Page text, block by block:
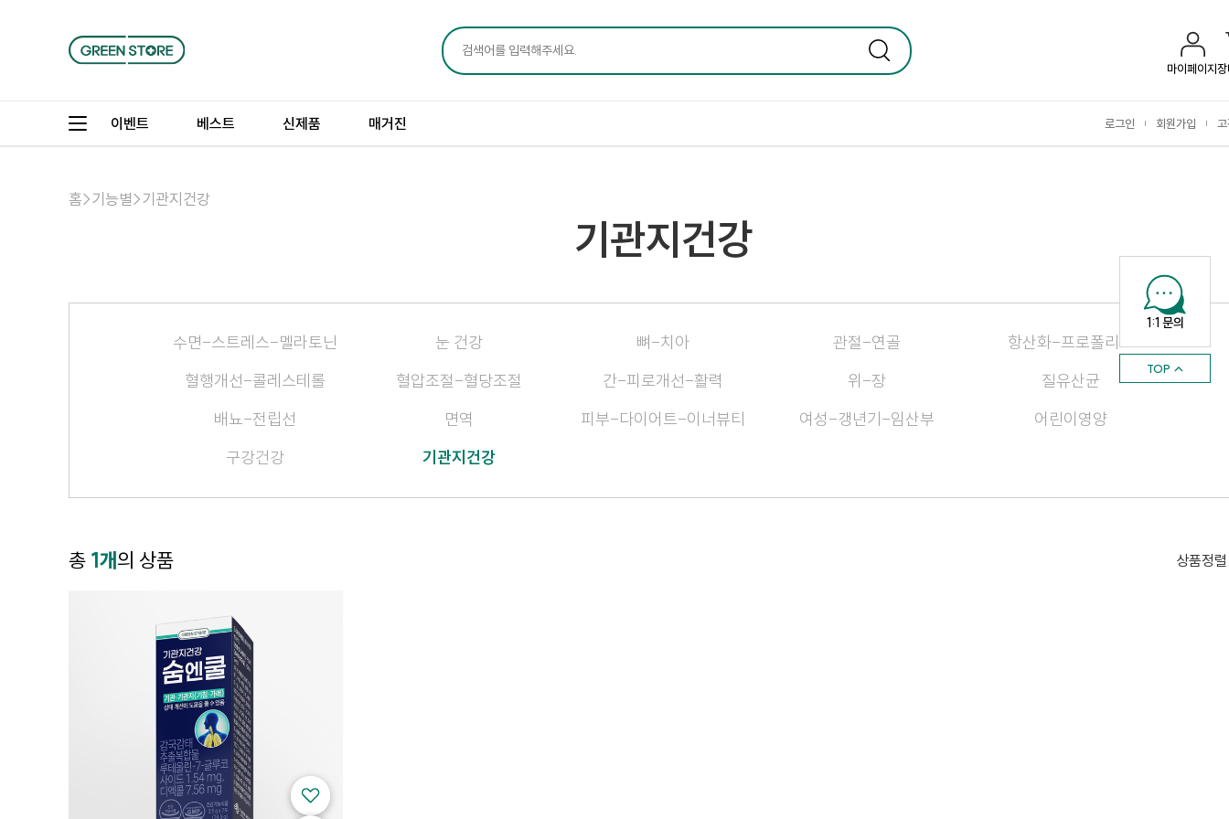
1:1 문의
TOP ↑
마이페이지
이벤트 베스트 신제품 매거진 로그인 | 회원가입 |
홈>기능별>기관지건강
기관지건강
수면-스트레스-멜라토닌 눈 건강 뼈-치아 관절-연골
항산화-프로폴리스
혈행개선-콜레스테롤
혈압조절-혈당조절 간-피로개선-활력 위-장
질유산균
배뇨-전립선
면역 피부-다이어트-이너뷰티 여성-갱년기-임산부
어린이영양
구강건강
기관지건강
총 1개의 상품 상품정렬